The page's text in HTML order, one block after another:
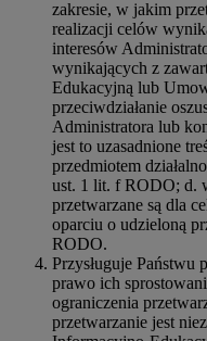
zakresie, w jakim
realizacji celów
interesów
wynikających z
Edukacyjną lub
przeciwdziałanie
Administratora lub
jest to uzasadnione
przedmiotem
ust. 1 lit. f RODO; d.
przetwarzane są dla
oparciu o udzieloną
RODO.
Przysługuje Państwu
prawo ich
ograniczenia
przetwarzanie jest